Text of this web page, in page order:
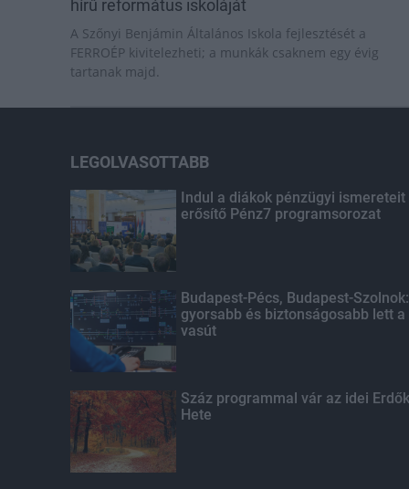
hírű református iskoláját
A Szőnyi Benjámin Általános Iskola fejlesztését a
FERROÉP kivitelezheti; a munkák csaknem egy évig
tartanak majd.
LEGOLVASOTTABB
Indul a diákok pénzügyi ismereteit
erősítő Pénz7 programsorozat
Budapest-Pécs, Budapest-Szolnok:
gyorsabb és biztonságosabb lett a
vasút
Száz programmal vár az idei Erdők
Hete